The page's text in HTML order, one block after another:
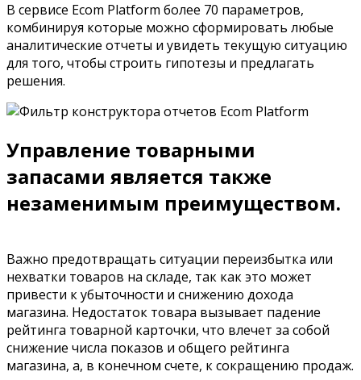
В сервисе Ecom Platform более 70 параметров,
комбинируя которые можно сформировать любые
аналитические отчеты и увидеть текущую ситуацию
для того, чтобы строить гипотезы и предлагать
решения.
Управление товарными
запасами является также
незаменимым преимуществом.
Важно предотвращать ситуации переизбытка или
нехватки товаров на складе, так как это может
привести к убыточности и снижению дохода
магазина. Недостаток товара вызывает падение
рейтинга товарной карточки, что влечет за собой
снижение числа показов и общего рейтинга
магазина, а, в конечном счете, к сокращению продаж.